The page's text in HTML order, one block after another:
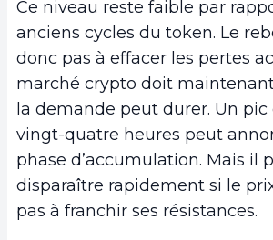
Ce niveau reste faible par
anciens cycles du token. Le
donc pas à effacer les pertes
marché crypto doit
la demande peut durer. Un
vingt-quatre heures peut
phase d’accumulation. Mais il
disparaître rapidement si le
pas à franchir ses résistances.